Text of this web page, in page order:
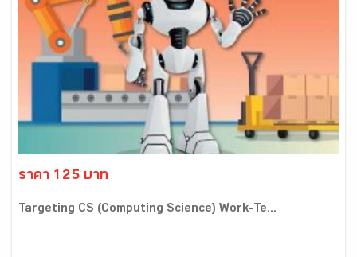
ราคา 125 บาท
Targeting CS (Computing Science) Work-Te...